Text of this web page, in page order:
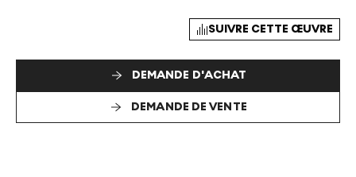
Signé: Oui
Signed Print
SUIVRE CETTE ŒUVRE
DEMANDE D'ACHAT
DEMANDE DE VENTE